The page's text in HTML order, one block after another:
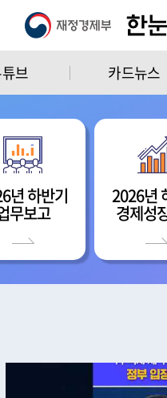
브 카드뉴스
년 하반기
무보고
2026년
경제성